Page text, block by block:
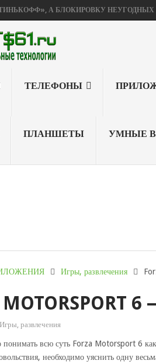
А БЛОКИРОВКУ НЕУГОДНЫХ
ТЕЛЕФОНЫ
ПЛАНШЕТЫ УМНЫЕ
Игры, развлечения
Игры, развлечения
понимать всю суть Forza Motorsport 6
необходимо уяснить одну